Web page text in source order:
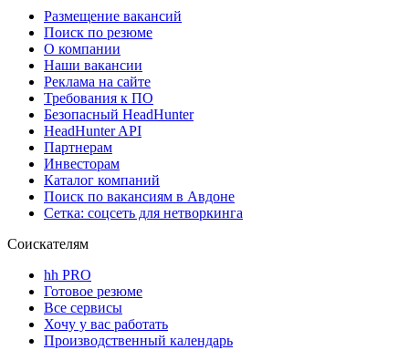
Размещение вакансий
Поиск по резюме
О компании
Наши вакансии
Реклама на сайте
Требования к ПО
Безопасный HeadHunter
HeadHunter API
Партнерам
Инвесторам
Каталог компаний
Поиск по вакансиям в Авдоне
Сетка: соцсеть для нетворкинга
Соискателям
hh PRO
Готовое резюме
Все сервисы
Хочу у вас работать
Производственный календарь